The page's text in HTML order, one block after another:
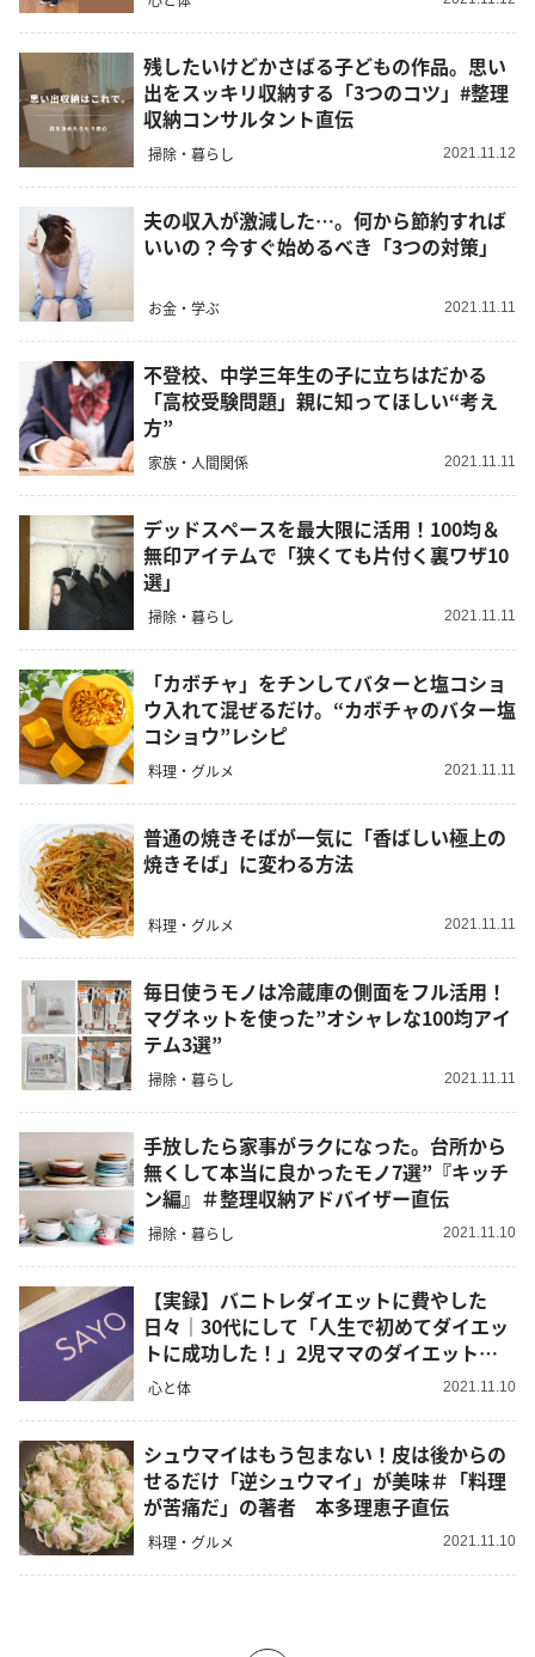
残したいけどかさばる子どもの作品。思い
出をスッキリ収納する「3つのコツ」#整理
収納コンサルタント直伝
掃除・暮らし 2021.11.12
夫の収入が激減した…。何から節約すれば
いいの？今すぐ始めるべき「3つの対策」
お金・学ぶ 2021.11.11
不登校、中学三年生の子に立ちはだかる
「高校受験問題」親に知ってほしい“考え
方”
家族・人間関係 2021.11.11
デッドスペースを最大限に活用！100均＆
無印アイテムで「狭くても片付く裏ワザ10
選」
掃除・暮らし 2021.11.11
「カボチャ」をチンしてバターと塩コショ
ウ入れて混ぜるだけ。“カボチャのバター塩
コショウ”レシピ
料理・グルメ 2021.11.11
普通の焼きそばが一気に「香ばしい極上の
焼きそば」に変わる方法
料理・グルメ 2021.11.11
毎日使うモノは冷蔵庫の側面をフル活用！
マグネットを使った”オシャレな100均アイ
テム3選”
掃除・暮らし 2021.11.11
手放したら家事がラクになった。台所から
無くして本当に良かったモノ7選”『キッチ
ン編』＃整理収納アドバイザー直伝
掃除・暮らし 2021.11.10
【実録】バニトレダイエットに費やした
日々｜30代にして「人生で初めてダイエッ
トに成功した！」2児ママのダイエット記
録vol.1
心と体 2021.11.10
シュウマイはもう包まない！皮は後からの
せるだけ「逆シュウマイ」が美味＃「料理
が苦痛だ」の著者 本多理恵子直伝
料理・グルメ 2021.11.10